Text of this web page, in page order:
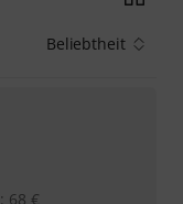
Beliebtheit
: 68 €